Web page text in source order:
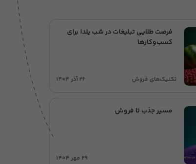
فرصت‌ طلایی تبلیغات در شب یلدا برای
کسب‌وکارها
تکنیک‌های فروش ۲۶ آذر ۱۴۰۴
مسیر جذب تا فروش
۲۹ مهر ۱۴۰۴